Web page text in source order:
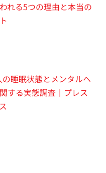
れる5つの理由と本当の
の睡眠状態とメンタルヘ
する実態調査｜プレス